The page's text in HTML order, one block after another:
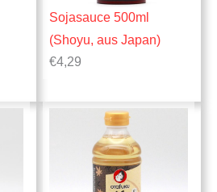
Sojasauce 500ml
(Shoyu, aus Japan)
€4,29